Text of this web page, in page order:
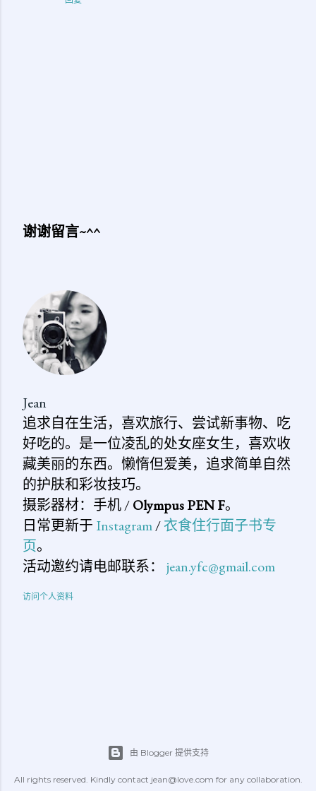
论
谢谢留言~^^
Jean
追求自在生活，喜欢旅行、尝试新事物、吃
好吃的。是一位凌乱的处女座女生，喜欢收
藏美丽的东西。懒惰但爱美，追求简单自然
的护肤和彩妆技巧。
摄影器材：手机 /Olympus PEN F。
日常更新于 Instagram/衣食住行面子书专
页。
活动邀约请电邮联系： jean.yfc@gmail.com
访问个人资料
由 Blogger 提供支持
All rights reserved. Kindly contact jean@love.com for any collaboration.